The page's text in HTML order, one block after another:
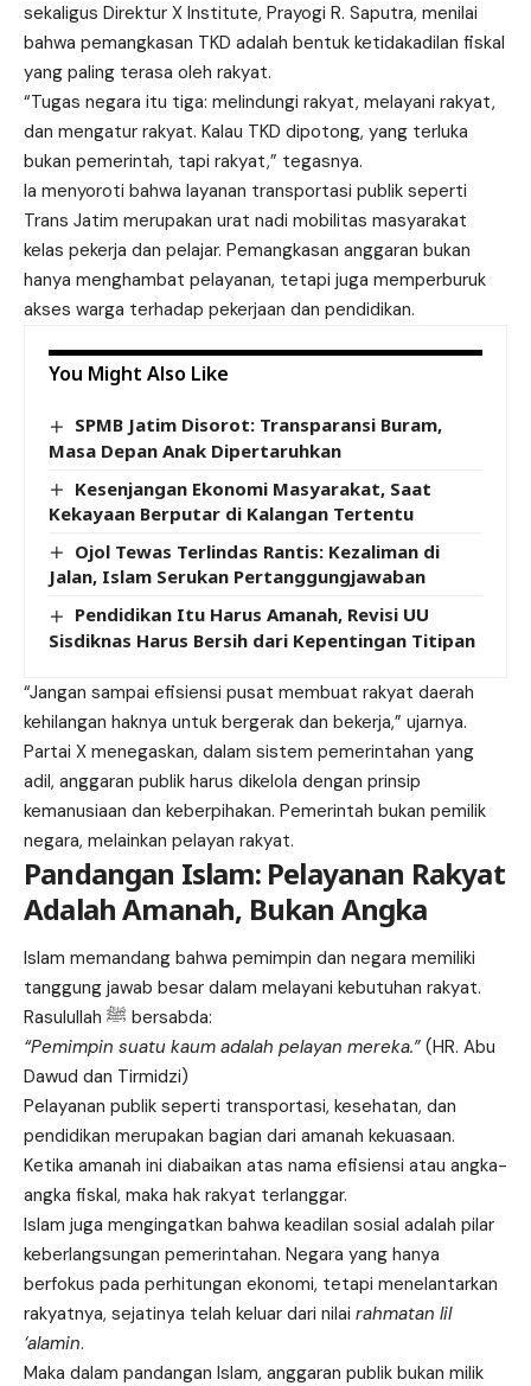
sekaligus Direktur X Institute, Prayogi R. Saputra, menilai
bahwa pemangkasan TKD adalah bentuk ketidakadilan fiskal
yang paling terasa oleh rakyat.
“Tugas negara itu tiga: melindungi rakyat, melayani rakyat,
dan mengatur rakyat. Kalau TKD dipotong, yang terluka
bukan pemerintah, tapi rakyat,” tegasnya.
Ia menyoroti bahwa layanan transportasi publik seperti
Trans Jatim merupakan urat nadi mobilitas masyarakat
kelas pekerja dan pelajar. Pemangkasan anggaran bukan
hanya menghambat pelayanan, tetapi juga memperburuk
akses warga terhadap pekerjaan dan pendidikan.
You Might Also Like
SPMB Jatim Disorot: Transparansi Buram,
Masa Depan Anak Dipertaruhkan
Kesenjangan Ekonomi Masyarakat, Saat
Kekayaan Berputar di Kalangan Tertentu
Ojol Tewas Terlindas Rantis: Kezaliman di
Jalan, Islam Serukan Pertanggungjawaban
Pendidikan Itu Harus Amanah, Revisi UU
Sisdiknas Harus Bersih dari Kepentingan Titipan
“Jangan sampai efisiensi pusat membuat rakyat daerah
kehilangan haknya untuk bergerak dan bekerja,” ujarnya.
Partai X menegaskan, dalam sistem pemerintahan yang
adil, anggaran publik harus dikelola dengan prinsip
kemanusiaan dan keberpihakan. Pemerintah bukan pemilik
negara, melainkan pelayan rakyat.
Pandangan Islam: Pelayanan Rakyat
Adalah Amanah, Bukan Angka
Islam memandang bahwa pemimpin dan negara memiliki
tanggung jawab besar dalam melayani kebutuhan rakyat.
Rasulullah ﷺ bersabda:
“Pemimpin suatu kaum adalah pelayan mereka.” (HR. Abu
Dawud dan Tirmidzi)
Pelayanan publik seperti transportasi, kesehatan, dan
pendidikan merupakan bagian dari amanah kekuasaan.
Ketika amanah ini diabaikan atas nama efisiensi atau angka-
angka fiskal, maka hak rakyat terlanggar.
Islam juga mengingatkan bahwa keadilan sosial adalah pilar
keberlangsungan pemerintahan. Negara yang hanya
berfokus pada perhitungan ekonomi, tetapi menelantarkan
rakyatnya, sejatinya telah keluar dari nilai rahmatan lil
‘alamin.
Maka dalam pandangan Islam, anggaran publik bukan milik